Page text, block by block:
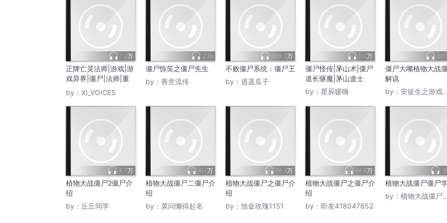
1.9万
正牌亡灵法师|游戏|游
戏异界|僵尸|法师|重
生|AI专辑
by： XI_VOICES
239
僵尸惊笑之僵尸先生
by： 善意流传
368.3万
不败僵尸系统：僵尸王
by： 逍遥瓜子
11.1万
僵尸怪传|茅山术|僵尸
道长驱魔|茅山道士
by： 星辰嗳嗨
僵尸大嘴植物大战
解说
by： 安徒生之游戏主播
4.7万
植物大战僵尸2僵尸介
绍
by： 丘丘同学
41.1万
植物大战僵尸二僵尸介
绍
by： 菜问懒得起名
16.3万
植物大战僵尸之僵尸介
绍
by： 蚀金玫瑰1151
14.8万
植物大战僵尸之僵尸介
绍
by： 听友418047852
植物大战僵尸僵尸
by： 植物大战僵尸豌豆僵尸